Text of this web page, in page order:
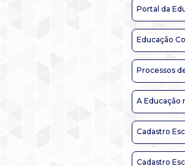
Portal da
Educação
Processos
A Educação
Cadastro
Cadastro